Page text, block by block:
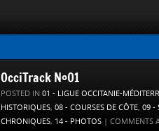
OcciTrack N°01
POSTED IN 01 - LIGUE OCCITANIE-
HISTORIQUES, 08 - COURSES DE CÔTE, 09 -
CHRONIQUES, 14 - PHOTOS | COMMENTS